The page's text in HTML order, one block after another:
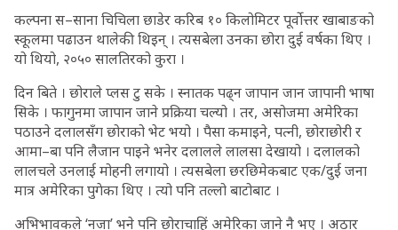
कल्पना स–साना चिचिला छाडेर करिब १० किलोमिटर पूर्वोत्तर खाबाङको
स्कूलमा पढाउन थालेकी थिइन् । त्यसबेला उनका छोरा दुई वर्षका थिए ।
यो थियो, २०५० सालतिरको कुरा ।
दिन बिते । छोराले प्लस टु सके । स्नातक पढ्न जापान जान जापानी भाषा
सिके । फागुनमा जापान जाने प्रक्रिया चल्यो । तर, असोजमा अमेरिका
पठाउने दलालसँग छोराको भेट भयो । पैसा कमाइने, पत्नी, छोराछोरी र
आमा–बा पनि लैजान पाइने भनेर दलालले लालसा देखायो । दलालको
लालचले उनलाई मोहनी लगायो । त्यसबेला छरछिमेकबाट एक/दुई जना
मात्र अमेरिका पुगेका थिए । त्यो पनि तल्लो बाटोबाट ।
अभिभावकले ‘नजा’ भने पनि छोराचाहिं अमेरिका जाने नै भए । अठार